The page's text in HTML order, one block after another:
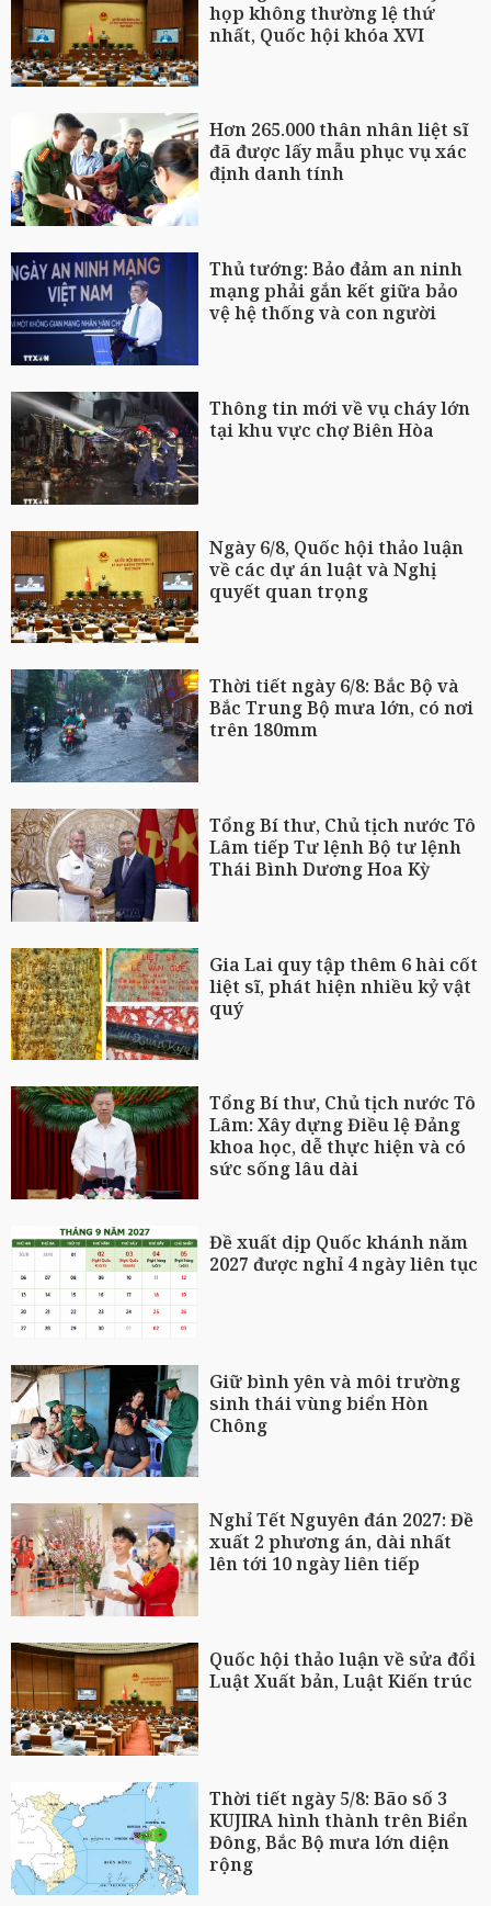
họp không thường lệ thứ
nhất, Quốc hội khóa XVI
Hơn 265.000 thân nhân liệt sĩ
đã được lấy mẫu phục vụ xác
định danh tính
Thủ tướng: Bảo đảm an ninh
mạng phải gắn kết giữa bảo
vệ hệ thống và con người
Thông tin mới về vụ cháy lớn
tại khu vực chợ Biên Hòa
Ngày 6/8, Quốc hội thảo luận
về các dự án luật và Nghị
quyết quan trọng
Thời tiết ngày 6/8: Bắc Bộ và
Bắc Trung Bộ mưa lớn, có nơi
trên 180mm
Tổng Bí thư, Chủ tịch nước Tô
Lâm tiếp Tư lệnh Bộ tư lệnh
Thái Bình Dương Hoa Kỳ
Gia Lai quy tập thêm 6 hài cốt
liệt sĩ, phát hiện nhiều kỷ vật
quý
Tổng Bí thư, Chủ tịch nước Tô
Lâm: Xây dựng Điều lệ Đảng
khoa học, dễ thực hiện và có
sức sống lâu dài
Đề xuất dịp Quốc khánh năm
2027 được nghỉ 4 ngày liên tục
Giữ bình yên và môi trường
sinh thái vùng biển Hòn
Chông
Nghỉ Tết Nguyên đán 2027: Đề
xuất 2 phương án, dài nhất
lên tới 10 ngày liên tiếp
Quốc hội thảo luận về sửa đổi
Luật Xuất bản, Luật Kiến trúc
Thời tiết ngày 5/8: Bão số 3
KUJIRA hình thành trên Biển
Đông, Bắc Bộ mưa lớn diện
rộng